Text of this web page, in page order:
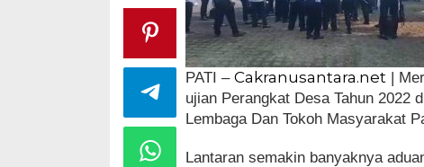
PATI –Cakranusantara.net |
ujian Perangkat Desa Tahun 2022
Lembaga Dan Tokoh Masyarakat
Lantaran semakin banyaknya